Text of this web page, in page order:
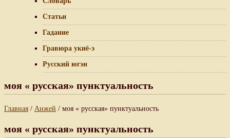
Статьи
Гадание
Гравюра укиё-э
Русский югэн
моя « русская» пунктуальность
Главная / Анжей / моя « русская» пунктуальность
моя « русская» пунктуальность